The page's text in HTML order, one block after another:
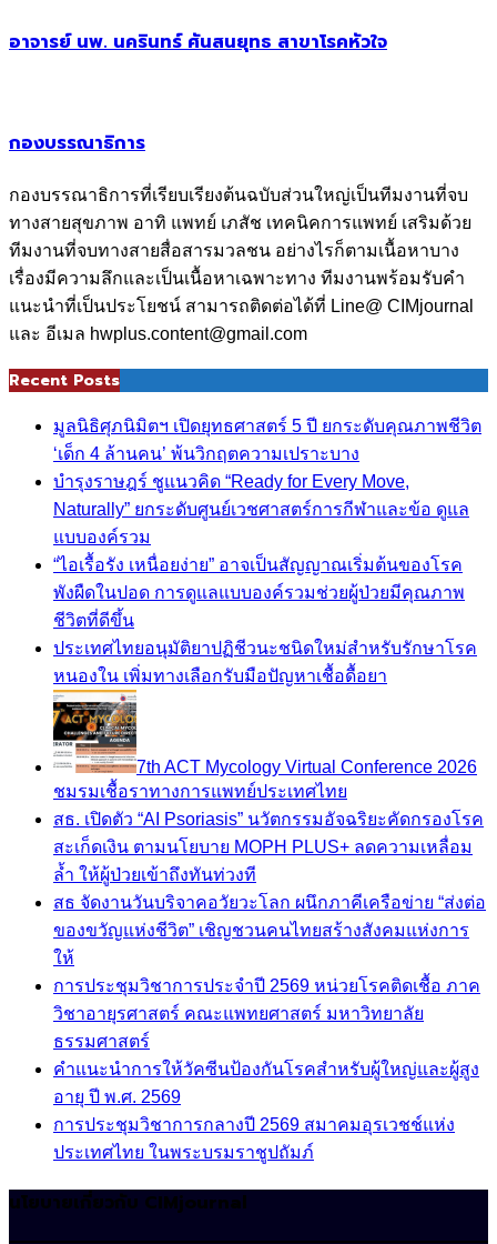
อาจารย์ นพ. นครินทร์ ศันสนยุทธ สาขาโรคหัวใจ
กองบรรณาธิการ
กองบรรณาธิการที่เรียบเรียงต้นฉบับส่วนใหญ่เป็นทีมงานที่จบ
ทางสายสุขภาพ อาทิ แพทย์ เภสัช เทคนิคการแพทย์ เสริมด้วย
ทีมงานที่จบทางสายสื่อสารมวลชน อย่างไรก็ตามเนื้อหาบาง
เรื่องมีความลึกและเป็นเนื้อหาเฉพาะทาง ทีมงานพร้อมรับคำ
แนะนำที่เป็นประโยชน์ สามารถติดต่อได้ที่ Line@ CIMjournal
และ อีเมล hwplus.content@gmail.com
Recent Posts
มูลนิธิศุภนิมิตฯ เปิดยุทธศาสตร์ 5 ปี ยกระดับคุณภาพชีวิต
‘เด็ก 4 ล้านคน’ พ้นวิกฤตความเปราะบาง
บำรุงราษฎร์ ชูแนวคิด “Ready for Every Move,
Naturally” ยกระดับศูนย์เวชศาสตร์การกีฬาและข้อ ดูแล
แบบองค์รวม
“ไอเรื้อรัง เหนื่อยง่าย” อาจเป็นสัญญาณเริ่มต้นของโรค
พังผืดในปอด การดูแลแบบองค์รวมช่วยผู้ป่วยมีคุณภาพ
ชีวิตที่ดีขึ้น
ประเทศไทยอนุมัติยาปฏิชีวนะชนิดใหม่สำหรับรักษาโรค
หนองใน เพิ่มทางเลือกรับมือปัญหาเชื้อดื้อยา
7th ACT Mycology Virtual Conference 2026
ชมรมเชื้อราทางการแพทย์ประเทศไทย
สธ. เปิดตัว “AI Psoriasis” นวัตกรรมอัจฉริยะคัดกรองโรค
สะเก็ดเงิน ตามนโยบาย MOPH PLUS+ ลดความเหลื่อม
ล้ำ ให้ผู้ป่วยเข้าถึงทันท่วงที
สธ จัดงานวันบริจาคอวัยวะโลก ผนึกภาคีเครือข่าย “ส่งต่อ
ของขวัญแห่งชีวิต” เชิญชวนคนไทยสร้างสังคมแห่งการ
ให้
การประชุมวิชาการประจำปี 2569 หน่วยโรคติดเชื้อ ภาค
วิชาอายุรศาสตร์ คณะแพทยศาสตร์ มหาวิทยาลัย
ธรรมศาสตร์
คำแนะนำการให้วัคซีนป้องกันโรคสำหรับผู้ใหญ่และผู้สูง
อายุ ปี พ.ศ. 2569
การประชุมวิชาการกลางปี 2569 สมาคมอุรเวชช์แห่ง
ประเทศไทย ในพระบรมราชูปถัมภ์
นโยบายเกี่ยวกับ CIMjournal